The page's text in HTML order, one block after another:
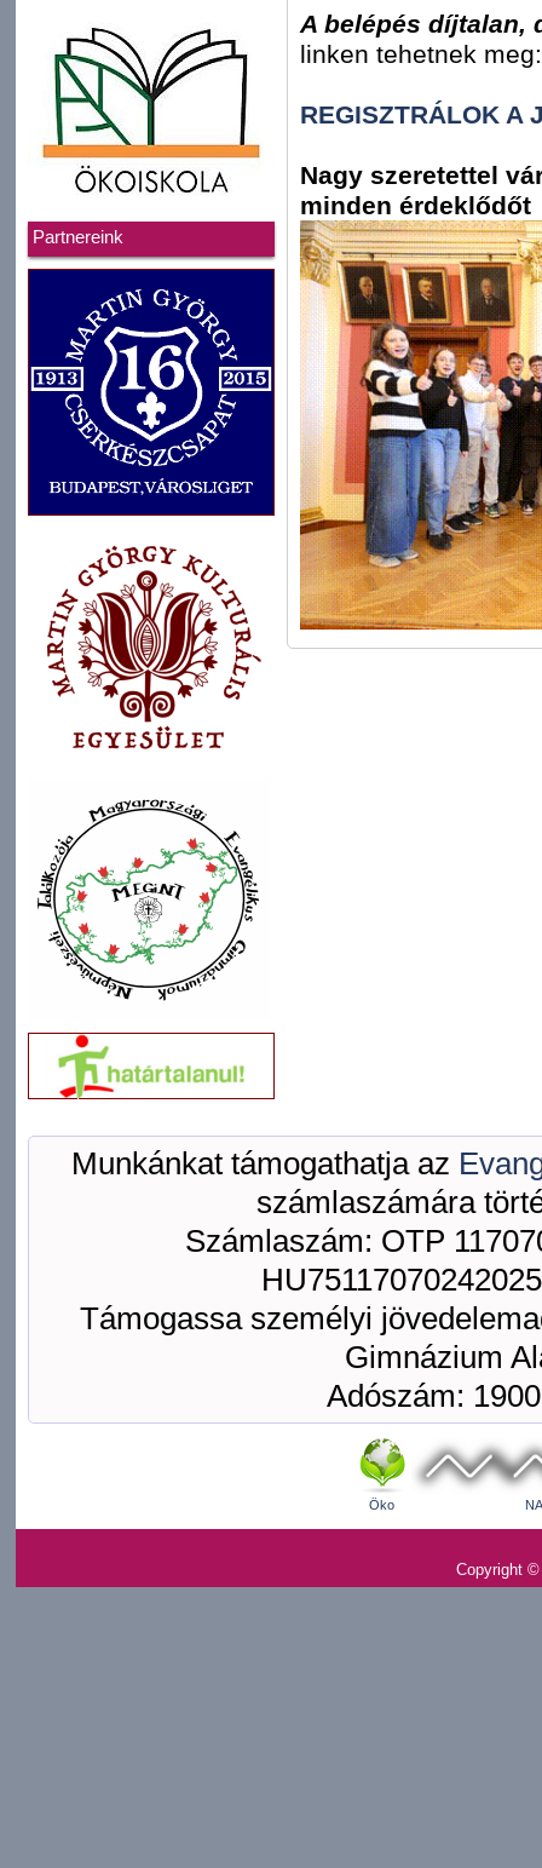
Partnereink
A belépés díjtalan,
linken tehetnek meg:
REGISZTRÁLOK A
Nagy szeretettel
minden
Munkánkat támogathatja az
számlaszámára
Számlaszám: OTP
Támogassa személyi
Gimnázium
Adószám:
Öko
Copyright